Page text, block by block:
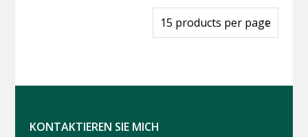
KONTAKTIEREN SIE MICH